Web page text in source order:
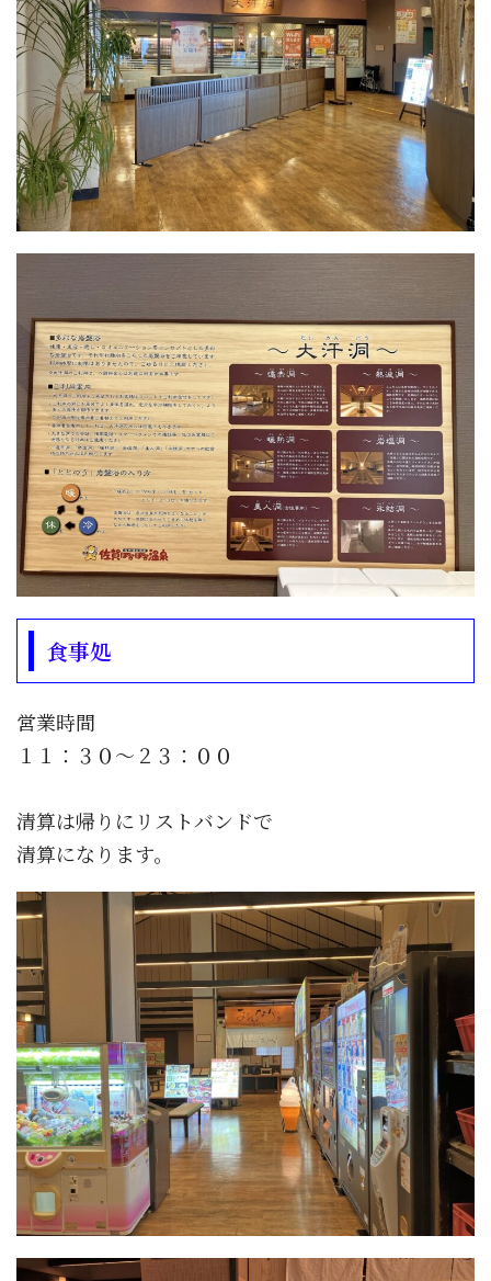
食事処
営業時間
１１：３０～２３：００
清算は帰りにリストバンドで
清算になります。